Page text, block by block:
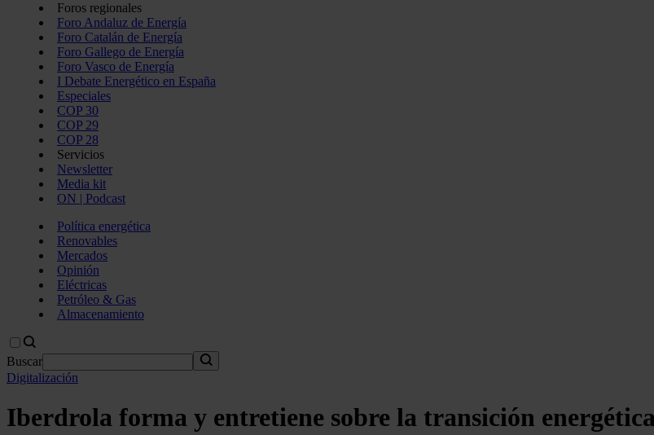
Foros regionales
Foro Andaluz de Energía
Foro Catalán de Energía
Foro Gallego de Energía
Foro Vasco de Energía
I Debate Energético en España
Especiales
COP 30
COP 29
COP 28
Servicios
Newsletter
Media kit
ON | Podcast
Política energética
Renovables
Mercados
Opinión
Eléctricas
Petróleo & Gas
Almacenamiento
Buscar
Digitalización
Iberdrola forma y entretiene sobre la transición